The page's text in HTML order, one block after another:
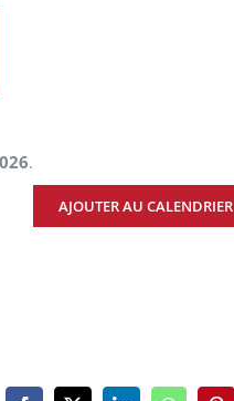
.
AJOUTER AU CALENDRIER